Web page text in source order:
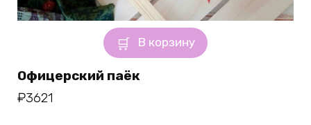
В корзину
Офицерский паёк
₽3621